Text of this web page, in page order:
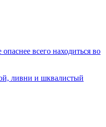
всего находиться во
ливни и шквалистый